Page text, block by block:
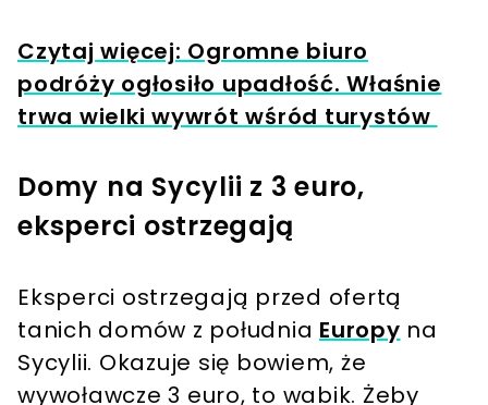
Czytaj więcej: Ogromne biuro
podróży ogłosiło upadłość. Właśnie
trwa wielki wywrót wśród turystów
Domy na Sycylii z 3 euro,
eksperci ostrzegają
Eksperci ostrzegają przed ofertą
tanich domów z południa Europy na
Sycylii. Okazuje się bowiem, że
wywoławcze 3 euro, to wabik. Żeby